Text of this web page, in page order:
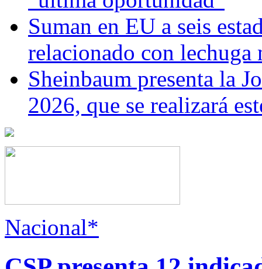
Suman en EU a seis
relacionado con lechuga
Sheinbaum presenta la
2026, que se realizará
Nacional*